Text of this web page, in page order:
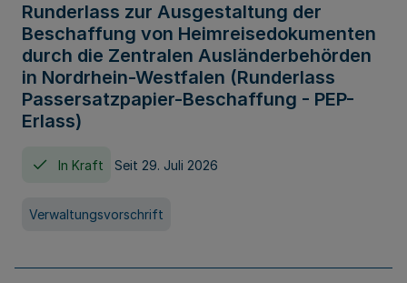
Runderlass zur Ausgestaltung der
Beschaffung von Heimreisedokumenten
durch die Zentralen Ausländerbehörden
in Nordrhein-Westfalen (Runderlass
Passersatzpapier-Beschaffung - PEP-
Erlass)
In Kraft Seit 29. Juli 2026
Verwaltungsvorschrift